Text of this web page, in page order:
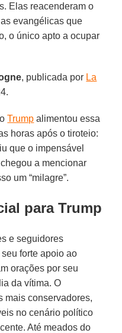
Elas reacenderam o
evangélicas que
o único apto a ocupar
, publicada por La
Trump alimentou essa
horas após o tiroteio:
que o impensável
a mencionar
um “milagre”.
para Trump
e seguidores
forte apoio ao
orações por seu
da vítima. O
mais conservadores,
no cenário político
Até meados do